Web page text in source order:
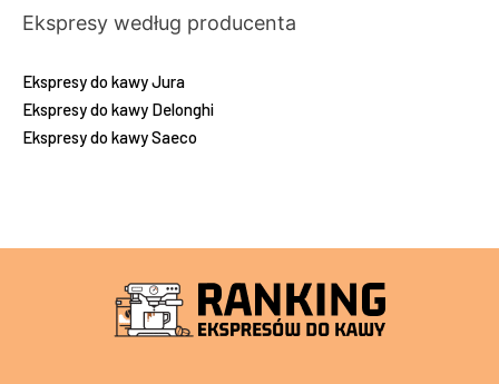
Ekspresy według producenta
Ekspresy do kawy Jura
Ekspresy do kawy Delonghi
Ekspresy do kawy Saeco